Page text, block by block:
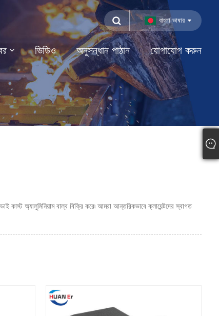
বাংলা ভাষার
ভিডিও অনুসন্ধান পাঠান যোগাযোগ করুন
কাস্ট অ্যালুমিনিয়াম বাল্ব বিক্রি করে৷ আমরা আন্তরিকভাবে ক্লায়েন্টদের স্বাগত